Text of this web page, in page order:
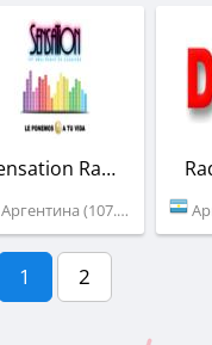
Sensation Radio Nqn
Аргентина (107.5 FM)
1 2